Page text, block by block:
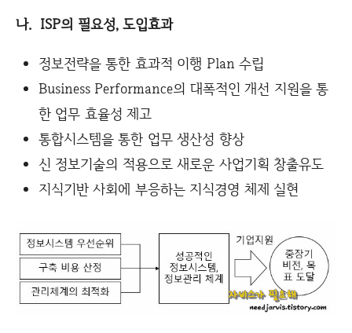
나. ISP의 필요성, 도입효과
정보전략을 통한 효과적 이행 Plan 수립
Business Performance의 대폭적인 개선 지원을 통
한 업무 효율성 제고
통합시스템을 통한 업무 생산성 향상
신 정보기술의 적용으로 새로운 사업기획 창출유도
지식기반 사회에 부응하는 지식경영 체제 실현